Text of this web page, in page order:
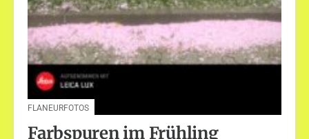
FLANEURFOTOS
Farbspuren im Frühling